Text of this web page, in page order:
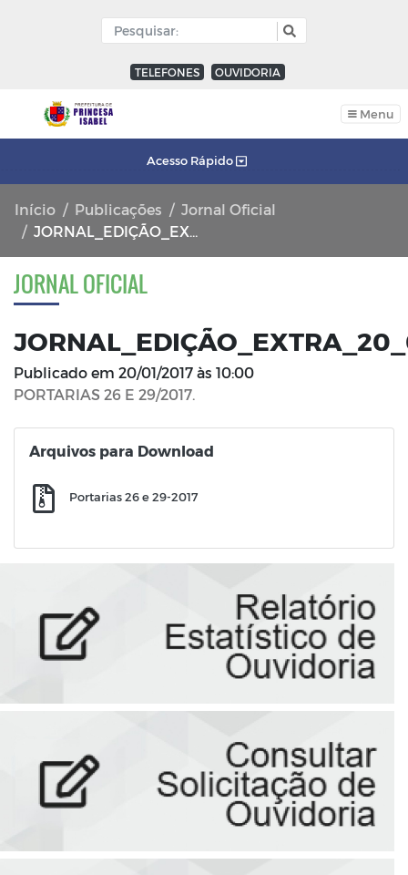
TELEFONES OUVIDORIA
Menu
Acesso Rápido
Início Publicações
Jornal Oficial
JORNAL_EDIÇÃO_EXTRA_20_01_2017_FL_01
JORNAL OFICIAL
Publicado em 20/01/2017 às 10:00
PORTARIAS 26 E 29/2017.
Arquivos para Download
Portarias 26 e 29-2017